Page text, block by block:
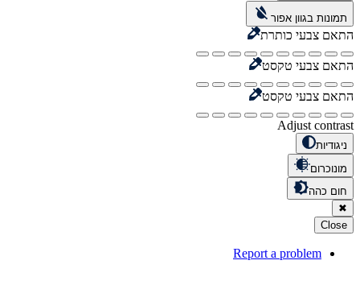
תמונות בגוון אפור
התאם צבעי כותרת
התאם צבעי טקסט
התאם צבעי טקסט
Adjust contrast
ניגודיות
מונוכרום
חום כהה
✖
Close
Report a problem